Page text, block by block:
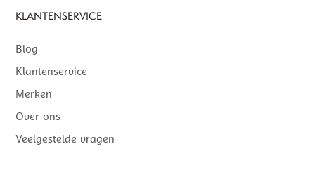
KLANTENSERVICE
Blog
Klantenservice
Merken
Over ons
Veelgestelde vragen